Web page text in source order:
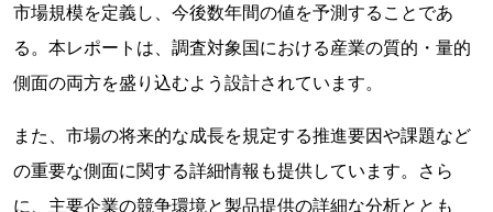
市場規模を定義し、今後数年間の値を予測することであ
る。本レポートは、調査対象国における産業の質的・量的
側面の両方を盛り込むよう設計されています。
また、市場の将来的な成長を規定する推進要因や課題など
の重要な側面に関する詳細情報も提供しています。さら
に、主要企業の競争環境と製品提供の詳細な分析ととも